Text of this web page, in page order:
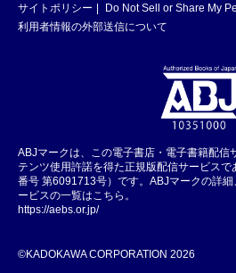
サイトポリシー
Do Not Sell or Share My
利用者情報の外部送信について
ABJマークは、この電子書店・電子書籍配信
テンツ使用許諾を得た正規版配信サービス
番号 第6091713号）です。ABJマークの詳
ービスの一覧はこちら。
https://aebs.or.jp/
©KADOKAWA CORPORATION 2026